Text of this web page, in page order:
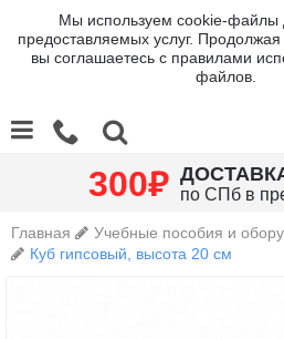
Мы используем cookie-файлы
предоставляемых услуг. Продолжая
вы соглашаетесь с правилами
файлов.
300₽ по СПб в
Главная
Учебные пособия и
Куб гипсовый, высота 20 см